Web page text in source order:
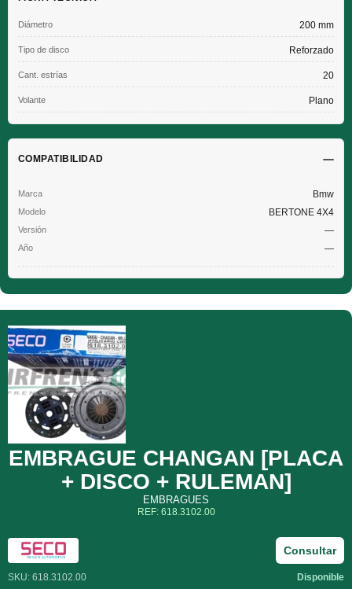
Diámetro 200 mm
Tipo de disco Reforzado
Cant. estrías 20
Volante Plano
COMPATIBILIDAD
Bmw
BERTONE 4X4
—
—
EMBRAGUE CHANGAN [PLACA
+ DISCO + RULEMAN]
EMBRAGUES
REF: 618.3102.00
SKU: 618.3102.00 Disponible
Consultar